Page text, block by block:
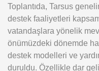
Toplantıda, Tarsus
destek faaliyetleri
vatandaşlara yönelik
önümüzdeki dönemde
destek modelleri ve
duruldu. Özellikle dar